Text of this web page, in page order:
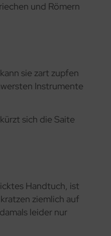
und Römern
sie zart zupfen
Instrumente
sich die Saite
Handtuch, ist
ziemlich auf
leider nur